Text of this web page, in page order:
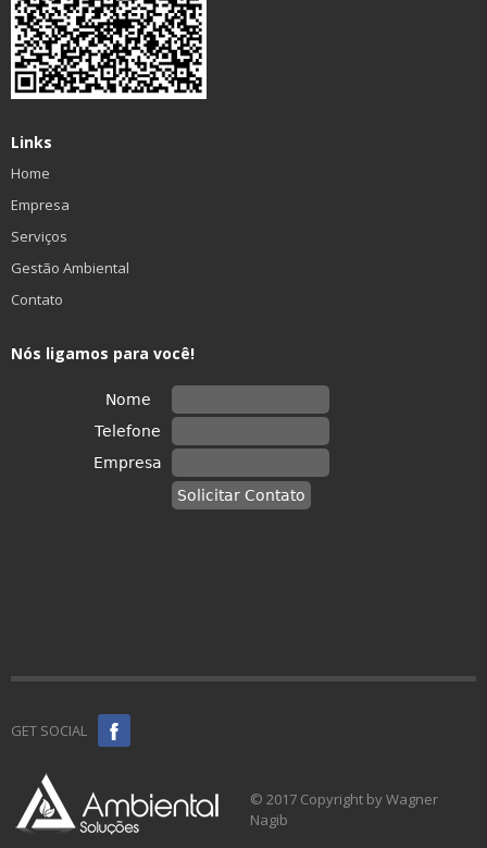
Links
Home
Empresa
Serviços
Gestão Ambiental
Contato
Nós ligamos para você!
GET SOCIAL
© 2017 Copyright by Wagner
Nagib